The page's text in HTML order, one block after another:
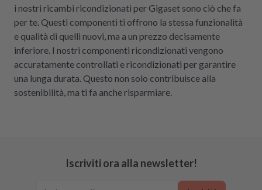
i nostri ricambi ricondizionati per Gigaset sono ciò che fa
per te. Questi componenti ti offrono la stessa funzionalità
e qualità di quelli nuovi, ma a un prezzo decisamente
inferiore. I nostri componenti ricondizionati vengono
accuratamente controllati e ricondizionati per garantire
una lunga durata. Questo non solo contribuisce alla
sostenibilità, ma ti fa anche risparmiare.
Iscriviti ora alla newsletter!